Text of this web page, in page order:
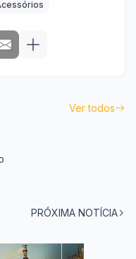
Ver todos
PRÓXIMA NOTÍCIA